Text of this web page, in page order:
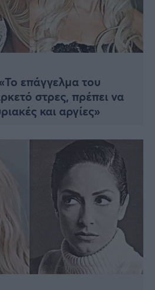
επάγγελμα του
στρες, πρέπει να
και αργίες»